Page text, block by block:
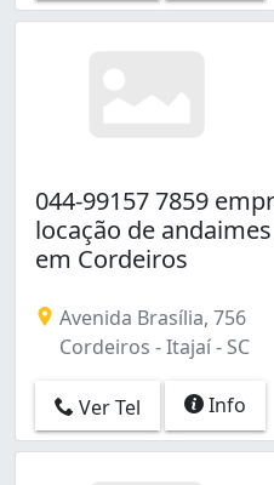
044-99157 7859
locação de
em Cordeiros
Avenida Brasília, 756
Cordeiros - Itajaí - SC
Ver Tel Info